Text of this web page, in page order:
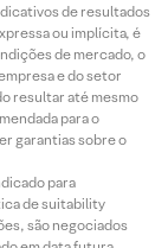
de resultados
ou implícita, é
de mercado, o
e do setor
resultar até mesmo
para o
garantias sobre o
para
de suitability
são negociados